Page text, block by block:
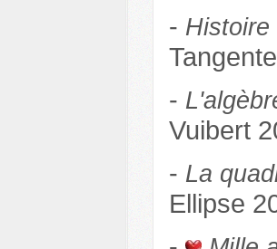
- Histoire
-
Vuibert
- La
Ellipse